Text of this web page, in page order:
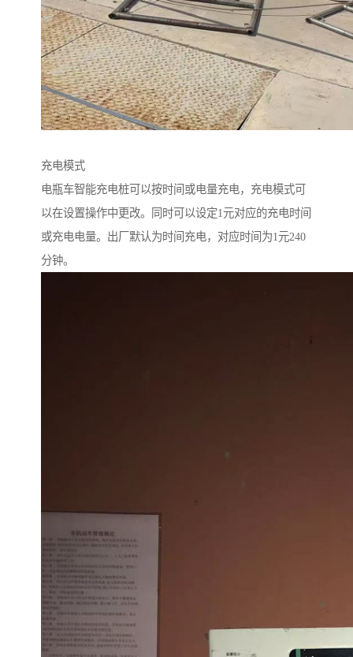
充电模式
电瓶车智能充电桩可以按时间或电量充电，充电模式可
以在设置操作中更改。同时可以设定1元对应的充电时间
或充电电量。出厂默认为时间充电，对应时间为1元240
分钟。